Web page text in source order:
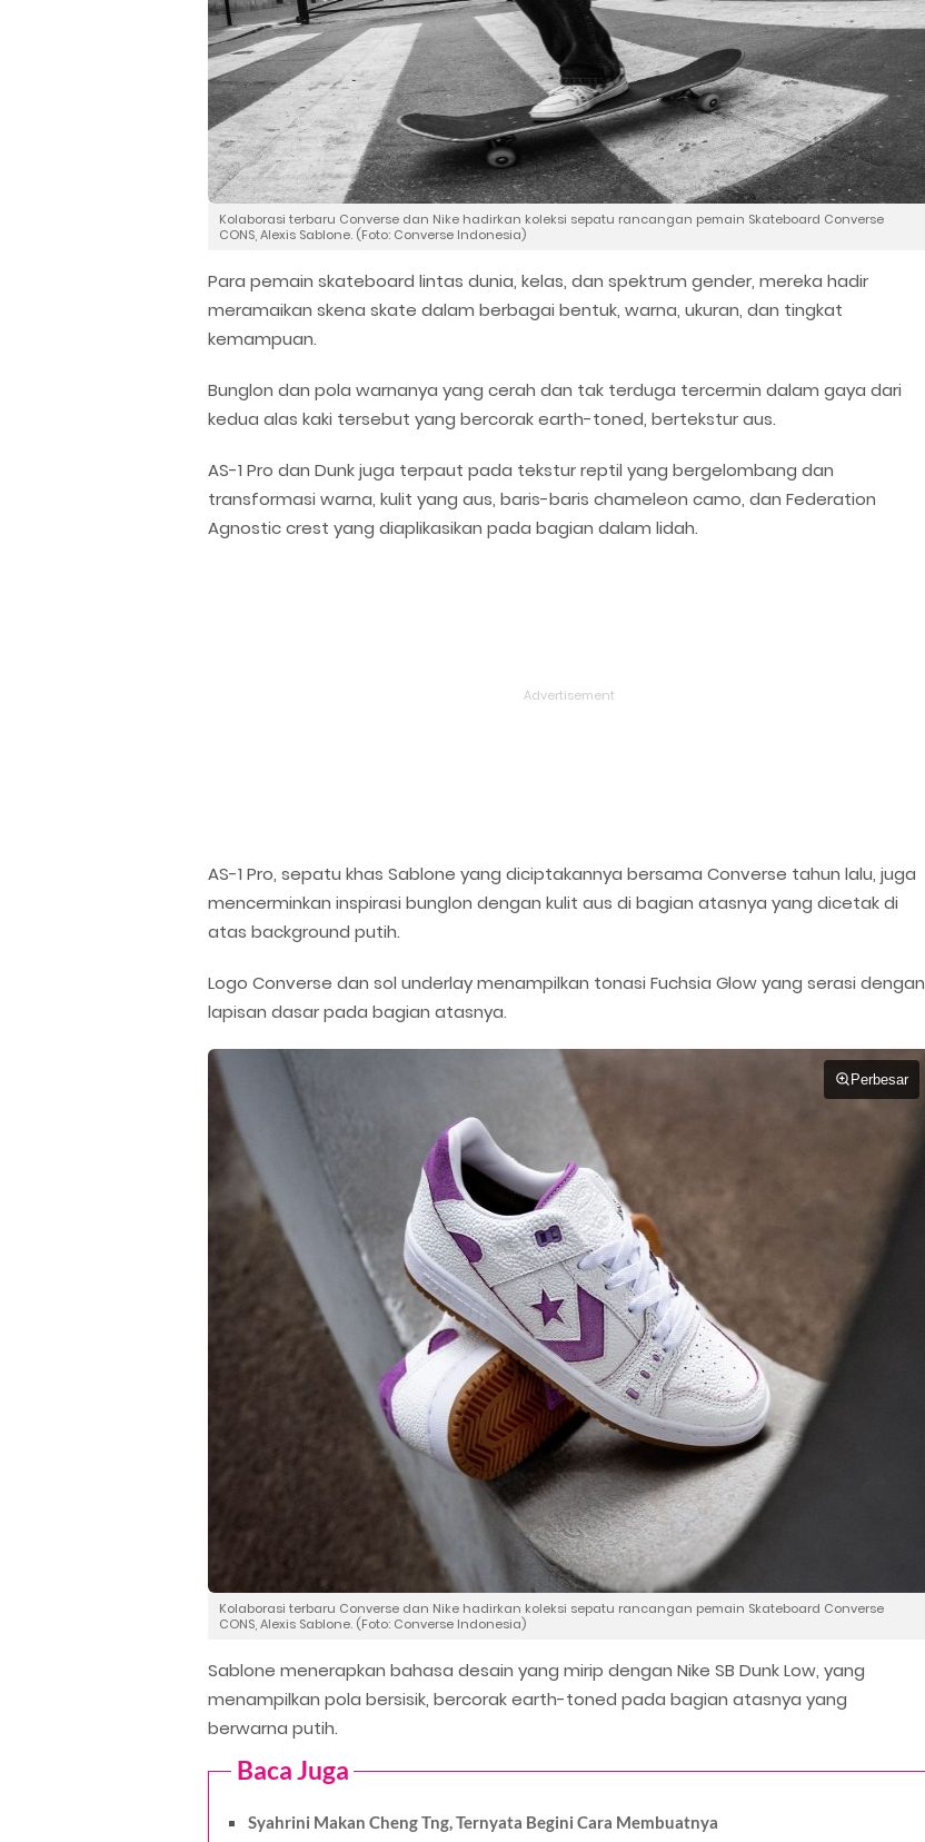
Kolaborasi terbaru Converse dan Nike hadirkan koleksi sepatu rancangan pemain Skateboard Converse
CONS, Alexis Sablone. (Foto: Converse Indonesia)
Para pemain skateboard lintas dunia, kelas, dan spektrum gender, mereka hadir
meramaikan skena skate dalam berbagai bentuk, warna, ukuran, dan tingkat
kemampuan.
Bunglon dan pola warnanya yang cerah dan tak terduga tercermin dalam gaya dari
kedua alas kaki tersebut yang bercorak earth-toned, bertekstur aus.
AS-1 Pro dan Dunk juga terpaut pada tekstur reptil yang bergelombang dan
transformasi warna, kulit yang aus, baris-baris chameleon camo, dan Federation
Agnostic crest yang diaplikasikan pada bagian dalam lidah.
AS-1 Pro, sepatu khas Sablone yang diciptakannya bersama Converse tahun lalu, juga
mencerminkan inspirasi bunglon dengan kulit aus di bagian atasnya yang dicetak di
atas background putih.
Logo Converse dan sol underlay menampilkan tonasi Fuchsia Glow yang serasi dengan
lapisan dasar pada bagian atasnya.
Perbesar
Kolaborasi terbaru Converse dan Nike hadirkan koleksi sepatu rancangan pemain Skateboard Converse
CONS, Alexis Sablone. (Foto: Converse Indonesia)
Sablone menerapkan bahasa desain yang mirip dengan Nike SB Dunk Low, yang
menampilkan pola bersisik, bercorak earth-toned pada bagian atasnya yang
berwarna putih.
Baca Juga
Syahrini Makan Cheng Tng, Ternyata Begini Cara Membuatnya